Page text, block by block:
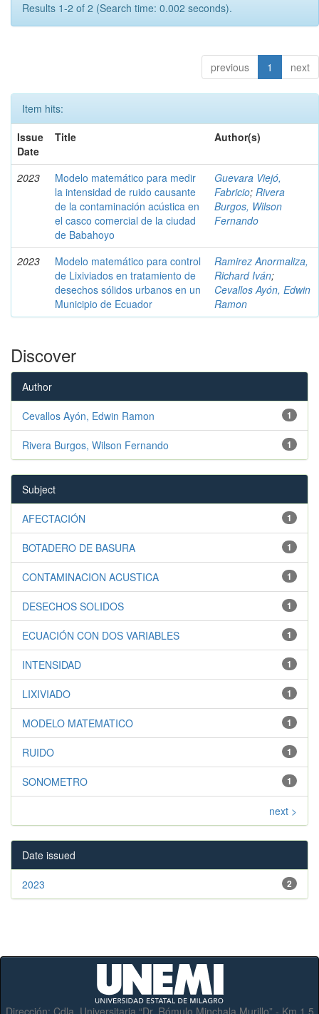
Results 1-2 of 2 (Search time: 0.002 seconds).
previous 1 next
Item hits:
Issue
Date
Title Author(s)
2023
Modelo matemático para medir
la intensidad de ruido causante
de la contaminación acústica en
el casco comercial de la ciudad
de Babahoyo
Guevara Viejó,
Fabricio; Rivera
Burgos, Wilson
Fernando
2023
Modelo matemático para control
de Lixiviados en tratamiento de
desechos sólidos urbanos en un
Municipio de Ecuador
Ramirez Anormaliza,
Richard Iván;
Cevallos Ayón, Edwin
Ramon
Discover
Author
1
Cevallos Ayón, Edwin Ramon
1
Rivera Burgos, Wilson Fernando
Subject
1
AFECTACIÓN
1
BOTADERO DE BASURA
1
CONTAMINACION ACUSTICA
1
DESECHOS SOLIDOS
1
ECUACIÓN CON DOS VARIABLES
1
INTENSIDAD
1
LIXIVIADO
1
MODELO MATEMATICO
1
RUIDO
1
SONOMETRO
next >
Date issued
2
2023
Dirección: Cdla. Universitaria “Dr. Rómulo Minchala Murillo” - Km.1.5